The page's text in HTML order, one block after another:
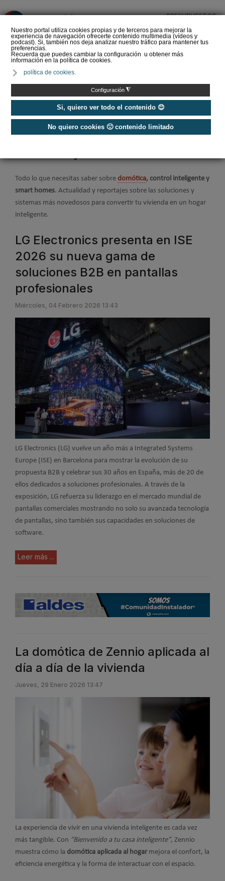
Nuestro portal utiliza cookies propias y de terceros para mejorar la
experiencia de navegación ofrecerte contenido multimedia (vídeos y
podcast). Si, también nos deja analizar nuestro tráfico para mantener tus
preferencias.
Recuerda que puedes cambiar la configuración u obtener más
información en la política de cookies.
política de cookies.
Configuración ◮
Si, quiero ver todo el contenido 😊
No quiero cookies 🙁 contenido limitado
PRESUPUESTOS
sistema Skywater® y
Sopranature® en su n…
Construcción Sostenible / Domótica y Smart Home
Todo lo que necesitas saber sobre domótica, control inteligente y
smart homes. Actualidad y reportajes sobre las soluciones y
sistemas más novedosos para convertir tu vivienda en un hogar
inteligente.
LG Electronics presenta en ISE
2026 su nueva gama de
soluciones B2B en pantallas
profesionales
Miércoles, 04 Febrero 2026 13:43
LG Electronics (LG) vuelve un año más a Integrated Systems
Europe (ISE) en Barcelona para mostrar la evolución de su
propuesta B2B y celebrar sus 30 años en España, más de 20 de
ellos dedicados a soluciones profesionales. A través de la
exposición, LG refuerza su liderazgo en el mercado mundial de
pantallas comerciales mostrando no solo su avanzada tecnología
de pantallas, sino también sus capacidades en soluciones de
software.
Leer más ...
La domótica de Zennio aplicada al
día a día de la vivienda
Jueves, 29 Enero 2026 13:47
La experiencia de vivir en una vivienda inteligente es cada vez
más tangible. Con “Bienvenido a tu casa inteligente”, Zennio
muestra cómo la domótica aplicada al hogarmejora el confort, la
eficiencia energética y la forma de interactuar con el espacio.